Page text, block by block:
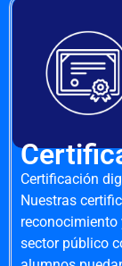
Certificación
Nuestras
reconocimiento
sector público